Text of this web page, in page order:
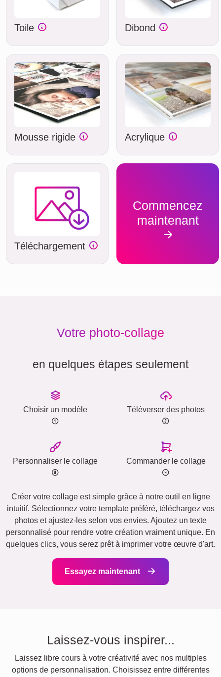
Toile Dibond
Mousse rigide Acrylique
Téléchargement
Commencez
maintenant
Votre photo-collage
en quelques étapes seulement
Choisir un modèle Téléverser des photos
Personnaliser le collage Commander le collage
Créer votre collage est simple grâce à notre outil en ligne
intuitif. Sélectionnez votre template préféré, téléchargez vos
photos et ajustez-les selon vos envies. Ajoutez un texte
personnalisé pour rendre votre création vraiment unique. En
quelques clics, vous serez prêt à imprimer votre œuvre d'art.
Essayez maintenant
Laissez-vous inspirer...
Laissez libre cours à votre créativité avec nos multiples
options de personnalisation. Choisissez entre différentes